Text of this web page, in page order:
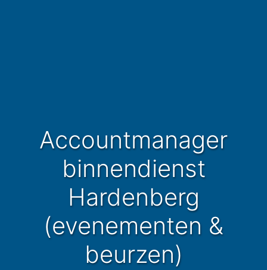
Accountmanager
binnendienst
Hardenberg
(evenementen &
beurzen)